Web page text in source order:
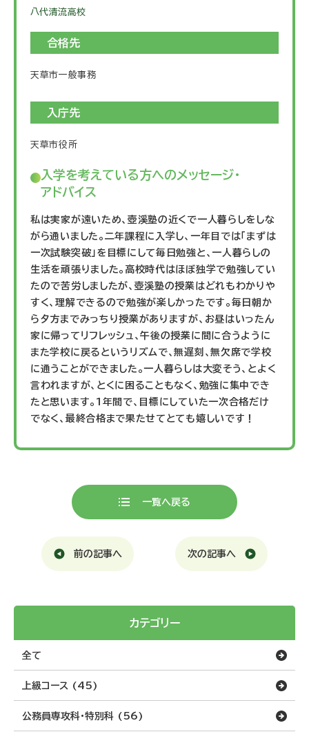
八代清流高校
合格先
天草市一般事務
入庁先
天草市役所
入学を考えている方への メッセージ・
アドバイス
私は実家が遠いため、壺溪塾の近くで一人暮らしをしな
がら通いました。二年課程に入学し、一年目では「まずは
一次試験突破」を目標にして毎日勉強と、一人暮らしの
生活を頑張りました。高校時代はほぼ独学で勉強してい
たので苦労しましたが、壺溪塾の授業はどれもわかりや
すく、理解できるので勉強が楽しかったです。毎日朝か
ら夕方までみっちり授業がありますが、お昼はいったん
家に帰ってリフレッシュ、午後の授業に間に合うように
また学校に戻るというリズムで、無遅刻、無欠席で学校
に通うことができました。一人暮らしは大変そう、とよく
言われますが、とくに困ることもなく、勉強に集中でき
たと思います。1年間で、目標にしていた一次合格だけ
でなく、最終合格まで果たせてとても嬉しいです！
一覧へ戻る
前の記事へ 次の記事へ
カテゴリー
全て
上級コース (45)
公務員専攻科・特別科 (56)